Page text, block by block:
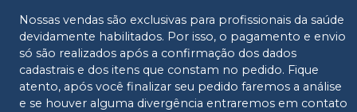
Nossas vendas são exclusivas para profissionais da saúde
devidamente habilitados. Por isso, o pagamento e envio
só são realizados após a confirmação dos dados
cadastrais e dos itens que constam no pedido. Fique
atento, após você finalizar seu pedido faremos a análise
e se houver alguma divergência entraremos em contato